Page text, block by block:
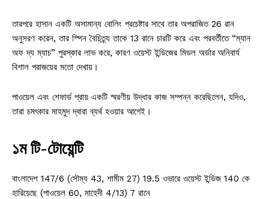
তারপরে হাসান একটি অসামান্য বোলিং প্রচেষ্টার সাথে তার অপরাজিত 26 রান
অনুসরণ করেন, তার স্পিন বৈচিত্র্য তাকে 13 রানে চারটি করে এবং পরবর্তীতে “ম্যান
অফ দ্য ম্যাচ” পুরস্কার লাভ করে, কারণ ওয়েস্ট ইন্ডিজের মিডল অর্ডার অনিবার্য
বিশাল পরাজয়ের মতো দেখায়।
পাওয়েল এবং শেফার্ড প্রায় একটি স্মরণীয় উদ্ধার কাজ সম্পন্ন করেছিলেন, যদিও,
তারা চমৎকার মাহমুদ দ্বারা ব্যর্থ হওয়ার আগেই।
১ম টি-টোয়েন্টি
বাংলাদেশ 147/6 (সৌম্য 43, শামীম 27) 19.5 ওভারে ওয়েস্ট ইন্ডিজ 140 কে
হারিয়েছে (পাওয়েল 60, মাহেদী 4/13) 7 রানে